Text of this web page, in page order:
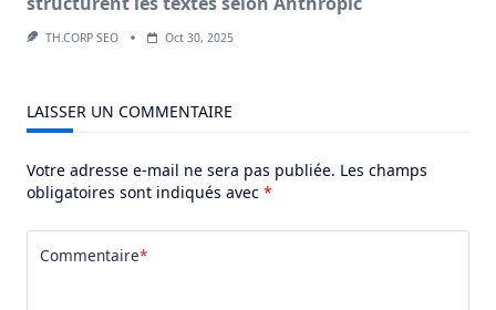
TH.CORP SEO Oct 30, 2025
LAISSER UN COMMENTAIRE
Votre adresse e-mail ne sera pas publiée. Les champs
obligatoires sont indiqués avec *
Commentaire*